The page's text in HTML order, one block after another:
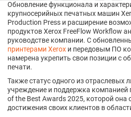
Обновление функционала и
крупносерийных печатных машин
Production Press и расширение
продуктов Xerox FreeFlow Workflow
руководстве компании. С
принтерами Xerox и передовым ПО
намерена укрепить свои позиции с
печати.
Также статус одного из отраслевых
учреждение и поддержка компанией
of the Best Awards 2025, которой
достижения своих клиентов в